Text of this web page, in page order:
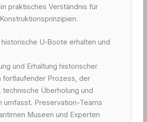
praktisches Verständnis für
U‑Boote erhalten und
und Erhaltung historischer
fortlaufender Prozess, der
technische Überholung und
umfasst. Preservation-Teams
Museen und Experten